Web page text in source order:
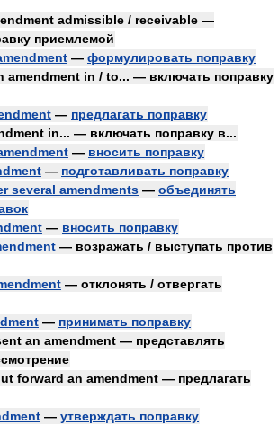
admissible / receivable —
приемлемой
— формулировать поправку
amendment in / to... — включать поправку
— предлагать поправку
in... — включать поправку в...
— вносить поправку
— подготавливать поправку
several amendments — объединять
— вносить поправку
— возражать / выступать против
— отклонять / отвергать
— принимать поправку
an amendment — представлять
forward an amendment — предлагать
— утверждать поправку